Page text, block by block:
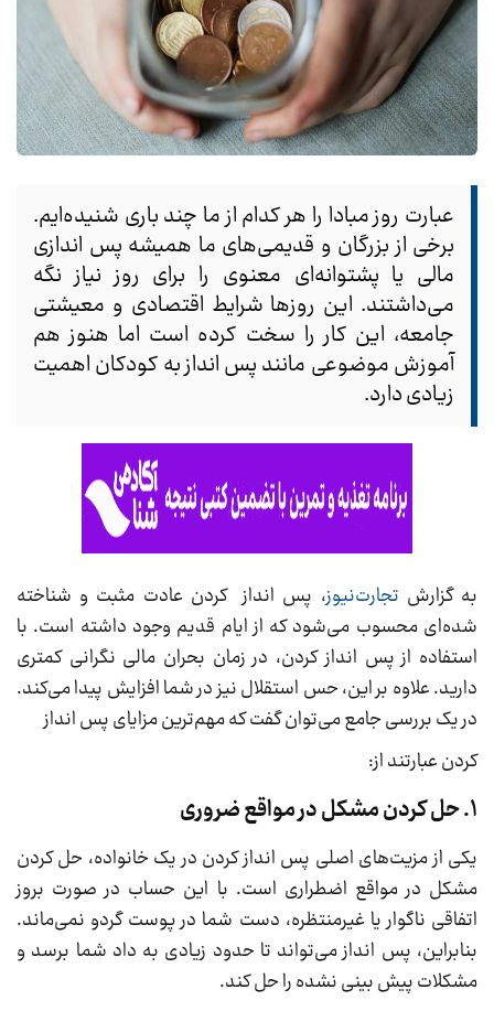
عبارت روز مبادا را هر کدام از ما چند باری شنیده‌ایم.
برخی از بزرگان و قدیمی‌های ما همیشه پس اندازی
مالی یا پشتوانه‌ای معنوی را برای روز نیاز نگه
می‌داشتند. این روزها شرایط اقتصادی و معیشتی
جامعه، این کار را سخت کرده است اما هنوز هم
آموزش موضوعی مانند پس انداز به کودکان اهمیت
زیادی دارد.
به گزارش تجارت‌نیوز، پس انداز کردن عادت مثبت و شناخته
شده‌ای محسوب می‌شود که از ایام قدیم وجود داشته است. با
استفاده از پس انداز کردن، در زمان بحران مالی نگرانی کمتری
دارید. علاوه بر این، حس استقلال نیز در شما افزایش پیدا می‌کند.
در یک بررسی جامع می‌توان گفت که مهم‌ترین مزایای پس انداز
کردن عبارتند از:
1. حل کردن مشکل در مواقع ضروری
یکی از مزیت‌های اصلی پس انداز کردن در یک خانواده، حل کردن
مشکل در مواقع اضطراری است. با این حساب در صورت بروز
اتفاقی ناگوار یا غیرمنتظره، دست شما در پوست گردو نمی‌ماند.
بنابراین، پس انداز می‌تواند تا حدود زیادی به داد شما برسد و
مشکلات پیش بینی نشده را حل کند.